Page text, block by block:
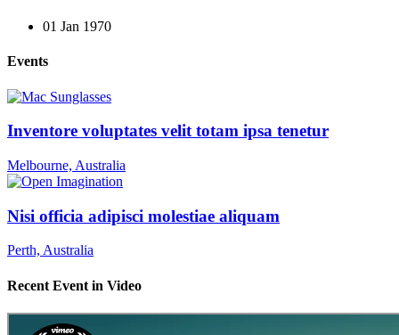
01 Jan 1970
Events
Inventore voluptates velit totam ipsa tenetur
Melbourne, Australia
Nisi officia adipisci molestiae aliquam
Perth, Australia
Recent Event in Video